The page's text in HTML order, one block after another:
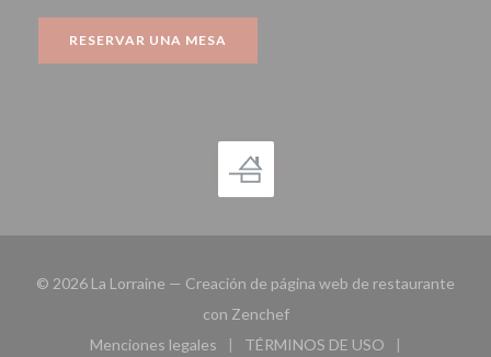
RESERVAR UNA MESA
© 2026 La Lorraine — Creación de página web de restaurante
con Zenchef((abre en una nueva ventana))
Menciones legales
TÉRMINOS DE USO